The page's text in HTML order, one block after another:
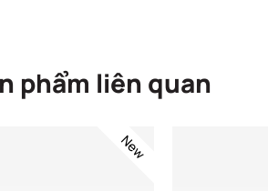
phẩm liên quan
New